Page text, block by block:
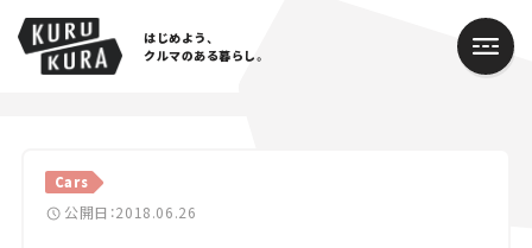
はじめよう、
クルマのある暮らし。
Cars
公開日：2018.06.26
Cars